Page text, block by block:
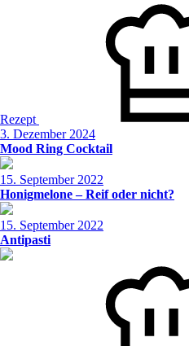
Rezept
3. Dezember 2024
Mood Ring Cocktail
15. September 2022
Honigmelone – Reif oder nicht?
15. September 2022
Antipasti